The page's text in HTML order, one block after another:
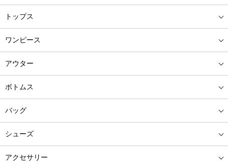
トップス
ワンピース
アウター
ボトムス
バッグ
シューズ
アクセサリー